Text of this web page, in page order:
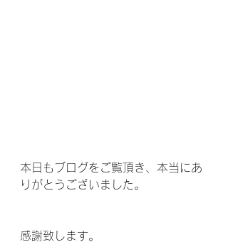
本日もブログをご覧頂き、本当にあ
りがとうございました。
感謝致します。